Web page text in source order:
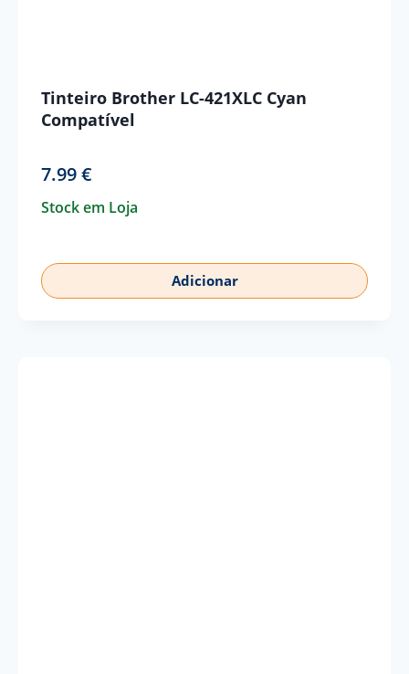
Tinteiro Brother LC-421XLC Cyan
Compatível
7.99€
Stock em Loja
Adicionar